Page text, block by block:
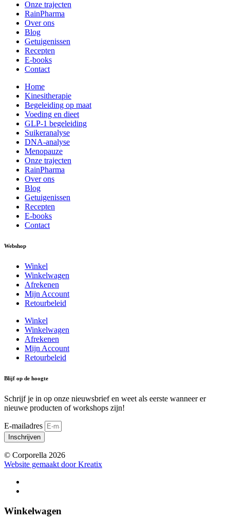
Onze trajecten
RainPharma
Over ons
Blog
Getuigenissen
Recepten
E-books
Contact
Home
Kinesitherapie
Begeleiding op maat
Voeding en dieet
GLP-1 begeleiding
Suikeranalyse
DNA-analyse
Menopauze
Onze trajecten
RainPharma
Over ons
Blog
Getuigenissen
Recepten
E-books
Contact
Webshop
Winkel
Winkelwagen
Afrekenen
Mijn Account
Retourbeleid
Winkel
Winkelwagen
Afrekenen
Mijn Account
Retourbeleid
Blijf op de hoogte
Schrijf je in op onze nieuwsbrief en weet als eerste wanneer er
nieuwe producten of workshops zijn!
E-mailadres
Inschrijven
© Corporella 2026
Website gemaakt door Kreatix
Winkelwagen